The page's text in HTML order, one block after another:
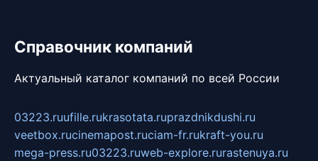
Справочник компаний
Актуальный каталог компаний по всей России
03223.ruufille.rukrasotata.ruprazdnikdushi.ru
veetbox.rucinemapost.ruciam-fr.rukraft-you.ru
mega-press.ru03223.ruweb-explore.rurastenuya.ru